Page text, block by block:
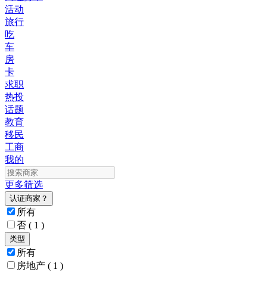
活动
旅行
吃
车
房
卡
求职
热投
话题
教育
移民
工商
我的
更多筛选
认证商家？
所有
否 ( 1 )
类型
所有
房地产 ( 1 )